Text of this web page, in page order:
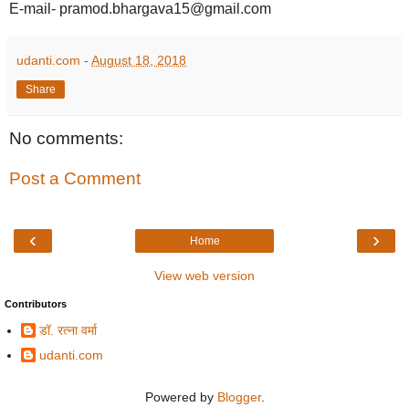
E-mail- pramod.bhargava15@gmail.com
udanti.com - August 18, 2018
Share
No comments:
Post a Comment
‹ ›
Home
View web version
Contributors
डॉ. रत्ना वर्मा
udanti.com
Powered by Blogger.